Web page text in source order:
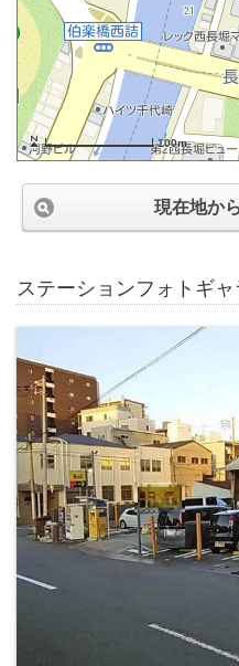
100m
現在地か
ステーションフォトギャ